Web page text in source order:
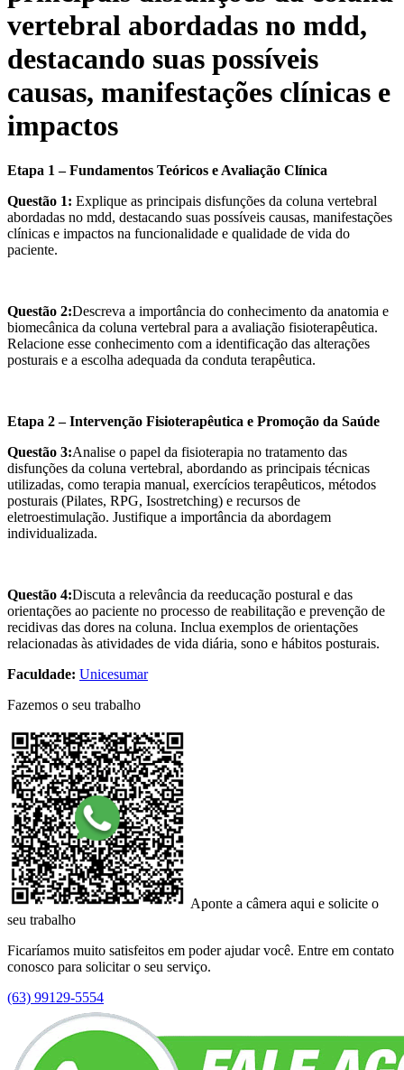
vertebral abordadas no mdd,
destacando suas possíveis
causas, manifestações clínicas e
impactos
Etapa 1 – Fundamentos Teóricos e Avaliação Clínica
Questão 1: Explique as principais disfunções da coluna vertebral
abordadas no mdd, destacando suas possíveis causas, manifestações
clínicas e impactos na funcionalidade e qualidade de vida do
paciente.
Questão 2:Descreva a importância do conhecimento da anatomia e
biomecânica da coluna vertebral para a avaliação fisioterapêutica.
Relacione esse conhecimento com a identificação das alterações
posturais e a escolha adequada da conduta terapêutica.
Etapa 2 – Intervenção Fisioterapêutica e Promoção da Saúde
Questão 3:Analise o papel da fisioterapia no tratamento das
disfunções da coluna vertebral, abordando as principais técnicas
utilizadas, como terapia manual, exercícios terapêuticos, métodos
posturais (Pilates, RPG, Isostretching) e recursos de
eletroestimulação. Justifique a importância da abordagem
individualizada.
Questão 4:Discuta a relevância da reeducação postural e das
orientações ao paciente no processo de reabilitação e prevenção de
recidivas das dores na coluna. Inclua exemplos de orientações
relacionadas às atividades de vida diária, sono e hábitos posturais.
Faculdade: Unicesumar
Fazemos o seu trabalho
Aponte a câmera aqui e solicite o
seu trabalho
Ficaríamos muito satisfeitos em poder ajudar você. Entre em contato
conosco para solicitar o seu serviço.
(63) 99129-5554